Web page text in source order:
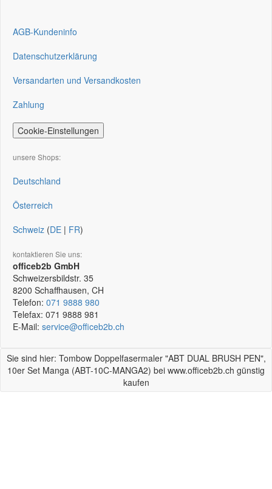
AGB-Kundeninfo
Datenschutzerklärung
Versandarten und Versandkosten
Zahlung
Cookie-Einstellungen
unsere Shops:
Deutschland
Österreich
Schweiz (DE | FR)
kontaktieren Sie uns:
officeb2b GmbH
Schweizersbildstr. 35
8200 Schaffhausen, CH
Telefon: 071 9888 980
Telefax: 071 9888 981
E-Mail: service@officeb2b.ch
Sie sind hier: Tombow Doppelfasermaler "ABT DUAL BRUSH PEN",
10er Set Manga (ABT-10C-MANGA2) bei www.officeb2b.ch günstig
kaufen